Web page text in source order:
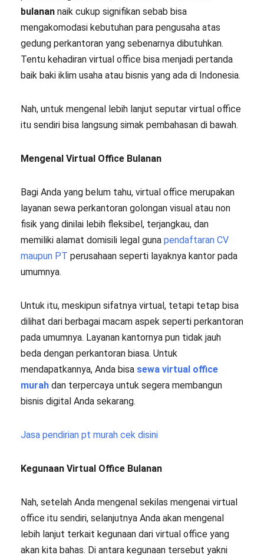
bulanan naik cukup signifikan sebab bisa
mengakomodasi kebutuhan para pengusaha atas
gedung perkantoran yang sebenarnya dibutuhkan.
Tentu kehadiran virtual office bisa menjadi pertanda
baik baki iklim usaha atau bisnis yang ada di Indonesia.
Nah, untuk mengenal lebih lanjut seputar virtual office
itu sendiri bisa langsung simak pembahasan di bawah.
Mengenal Virtual Office Bulanan
Bagi Anda yang belum tahu, virtual office merupakan
layanan sewa perkantoran golongan visual atau non
fisik yang dinilai lebih fleksibel, terjangkau, dan
memiliki alamat domisili legal guna pendaftaran CV
maupun PT perusahaan seperti layaknya kantor pada
umumnya.
Untuk itu, meskipun sifatnya virtual, tetapi tetap bisa
dilihat dari berbagai macam aspek seperti perkantoran
pada umumnya. Layanan kantornya pun tidak jauh
beda dengan perkantoran biasa. Untuk
mendapatkannya, Anda bisa sewa virtual office
murah dan terpercaya untuk segera membangun
bisnis digital Anda sekarang.
Jasa pendirian pt murah cek disini
Kegunaan Virtual Office Bulanan
Nah, setelah Anda mengenal sekilas mengenai virtual
office itu sendiri, selanjutnya Anda akan mengenal
lebih lanjut terkait kegunaan dari virtual office yang
akan kita bahas. Di antara kegunaan tersebut yakni